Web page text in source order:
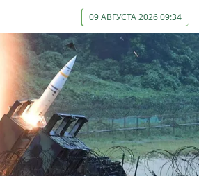
09 АВГУСТА 2026 09:34